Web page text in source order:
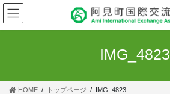
コ
ン
テ
ス
ナ
ビ
ゲ
ン
IMG_4823
HOME トップページ IMG_4823